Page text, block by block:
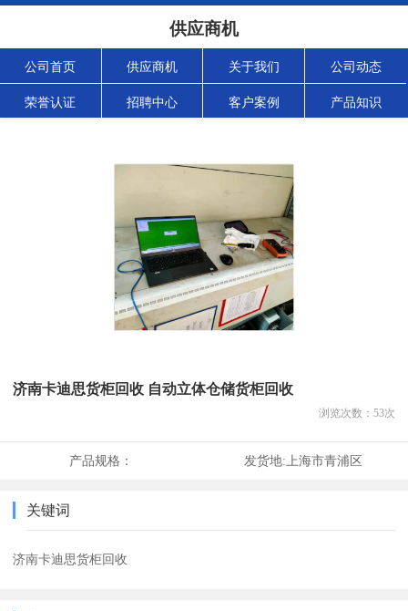
供应商机
公司首页 供应商机 关于我们 公司动态
荣誉认证 招聘中心 客户案例 产品知识
济南卡迪思货柜回收 自动立体仓储货柜回收
浏览次数： 53次
产品规格： 发货地: 上海市青浦区
关键词
济南卡迪思货柜回收